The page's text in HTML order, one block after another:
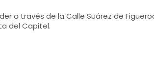
a través de la Calle Suárez de
del Capitel.